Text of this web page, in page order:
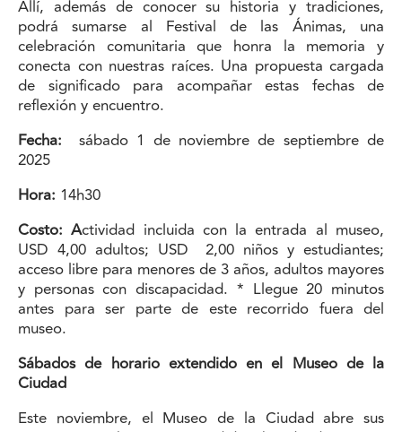
Allí, además de conocer su historia y tradiciones,
podrá sumarse al Festival de las Ánimas, una
celebración comunitaria que honra la memoria y
conecta con nuestras raíces. Una propuesta cargada
de significado para acompañar estas fechas de
reflexión y encuentro.
Fecha: sábado 1 de noviembre de septiembre de
2025
Hora: 14h30
Costo: Actividad incluida con la entrada al museo,
USD 4,00 adultos; USD 2,00 niños y estudiantes;
acceso libre para menores de 3 años, adultos mayores
y personas con discapacidad. * Llegue 20 minutos
antes para ser parte de este recorrido fuera del
museo.
Sábados de horario extendido en el Museo de la
Ciudad
Este noviembre, el Museo de la Ciudad abre sus